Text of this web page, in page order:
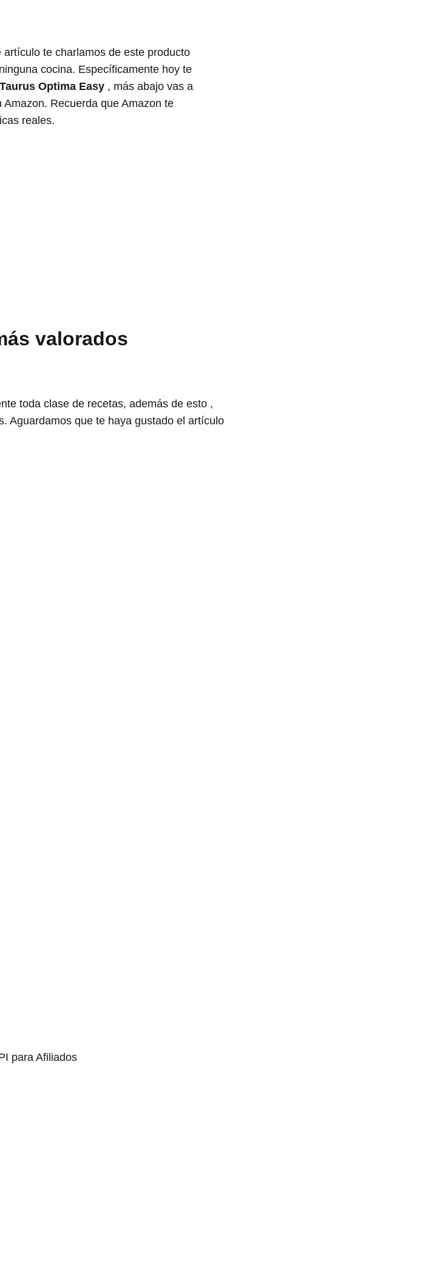
te charlamos de este producto
cocina. Específicamente hoy te
Optima Easy , más abajo vas a
Recuerda que Amazon te
reales.
valorados
toda clase de recetas, además de esto ,
Aguardamos que te haya gustado el artículo
para Afiliados